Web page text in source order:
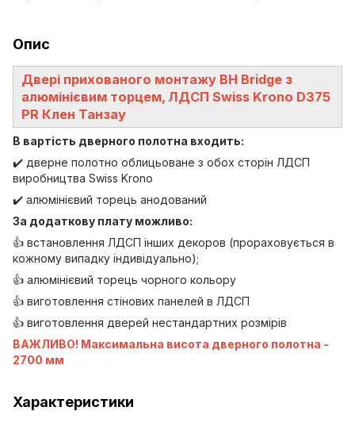
Опис
Двері прихованого монтажу BH Bridge з
алюмінієвим торцем, ЛДСП Swiss Krono D375
PR Клен Танзау
В вартість дверного полотна входить:
✔️ дверне полотно облицьоване з обох сторін ЛДСП
виробництва Swiss Krono
✔️ алюмінієвий торець анодований
За додаткову плату можливо:
👍 встановлення ЛДСП інших декоров (прораховується в
кожному випадку індивідуально);
👍 алюмінієвий торець чорного кольору
👍 виготовлення стінових панелей в ЛДСП
👍 виготовлення дверей нестандартних розмірів
ВАЖЛИВО! Максимальна висота дверного полотна -
2700 мм
Характеристики